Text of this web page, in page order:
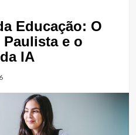
Educação: O
e o
IA